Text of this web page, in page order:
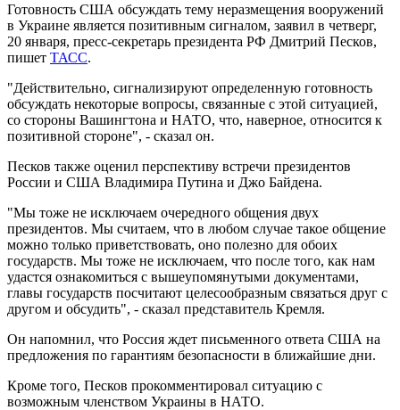
Готовность США обсуждать тему неразмещения вооружений
в Украине является позитивным сигналом, заявил в четверг,
20 января, пресс-секретарь президента РФ Дмитрий Песков,
пишет ТАСС.
"Действительно, сигнализируют определенную готовность
обсуждать некоторые вопросы, связанные с этой ситуацией,
со стороны Вашингтона и НАТО, что, наверное, относится к
позитивной стороне", - сказал он.
Песков также оценил перспективу встречи президентов
России и США Владимира Путина и Джо Байдена.
"Мы тоже не исключаем очередного общения двух
президентов. Мы считаем, что в любом случае такое общение
можно только приветствовать, оно полезно для обоих
государств. Мы тоже не исключаем, что после того, как нам
удастся ознакомиться с вышеупомянутыми документами,
главы государств посчитают целесообразным связаться друг с
другом и обсудить", - сказал представитель Кремля.
Он напомнил, что Россия ждет письменного ответа США на
предложения по гарантиям безопасности в ближайшие дни.
Кроме того, Песков прокомментировал ситуацию с
возможным членством Украины в НАТО.